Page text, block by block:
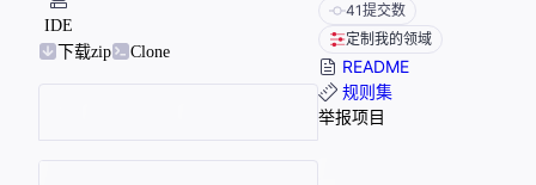
IDE
下载zip
Clone
41提交数
定制我的领域
README
规则集
举报项目